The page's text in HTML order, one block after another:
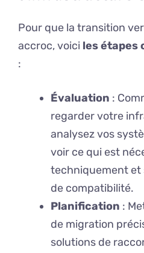
Pour que la transition
accroc, voici les étapes
:
Évaluation :
regarder votre
analysez vos
voir ce qui est
techniquement et
de compatibilité.
Planification :
de migration
solutions de